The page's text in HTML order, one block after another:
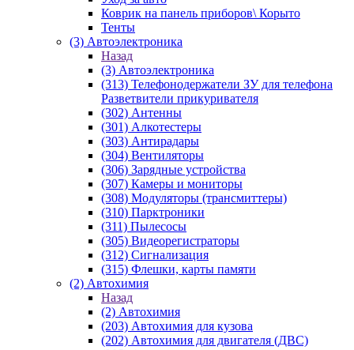
Коврик на панель приборов\ Корыто
Тенты
(3) Автоэлектроника
Назад
(3) Автоэлектроника
(313) Телефонодержатели ЗУ для телефона
Разветвители прикуривателя
(302) Антенны
(301) Алкотестеры
(303) Антирадары
(304) Вентиляторы
(306) Зарядные устройства
(307) Камеры и мониторы
(308) Модуляторы (трансмиттеры)
(310) Парктроники
(311) Пылесосы
(305) Видеорегистраторы
(312) Сигнализация
(315) Флешки, карты памяти
(2) Автохимия
Назад
(2) Автохимия
(203) Автохимия для кузова
(202) Автохимия для двигателя (ДВС)